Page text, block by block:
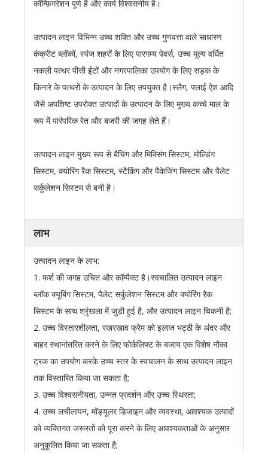
कॉन्फ़िगरेशन पूर्ण है और कार्य विश्वसनीय है।
उत्पादन लाइन विभिन्न उच्च शक्ति और उच्च गुणवत्ता वाले साधारण
कंक्रीट ब्लॉकों, स्पंज शहरों के लिए पारगम्य पेवर्स, उच्च मूल्य वर्धित
नकली पत्थर पीसी ईंटों और नगरपालिका उपयोग के लिए सड़क के
किनारे के पत्थरों के उत्पादन के लिए उपयुक्त है।स्लैग, फ्लाई ऐश आदि
जैसे अपशिष्ट उपरोक्त उत्पादों के उत्पादन के लिए मुख्य कच्चे माल के
रूप में पारंपरिक रेत और बजरी की जगह लेते हैं।
उत्पादन लाइन मुख्य रूप से बैचिंग और मिक्सिंग सिस्टम, मोल्डिंग
सिस्टम, क्योरिंग रैक सिस्टम, स्टैकिंग और पैकेजिंग सिस्टम और पैलेट
सर्कुलेशन सिस्टम से बनी है।
लाभ
उत्पादन लाइन के लाभ:
1. फर्श की जगह उचित और कॉम्पैक्ट है।स्वचालित उत्पादन लाइन
ब्लॉक क्यूबिंग सिस्टम, पैलेट सर्कुलेशन सिस्टम और क्योरिंग रैक
सिस्टम के साथ श्रृंखला में जुड़ी हुई है, और उत्पादन लाइन चिकनी है;
2. उच्च विस्तारशीलता, रखरखाव फ्रेम को इलाज भट्ठी के अंदर और
बाहर स्थानांतरित करने के लिए फोर्कलिफ्ट के बजाय एक विशेष नौका
ट्रक का उपयोग करके उच्च स्तर के स्वचालन के साथ उत्पादन लाइन
तक विस्तारित किया जा सकता है;
3. उच्च विश्वसनीयता, उन्नत प्रदर्शन और उच्च स्थिरता;
4. उच्च लचीलापन, मॉड्यूलर डिजाइन और व्यवस्था, आवश्यक उत्पादों
को व्यक्तिगत जरूरतों को पूरा करने के लिए आवश्यकताओं के अनुसार
अनुकूलित किया जा सकता है;